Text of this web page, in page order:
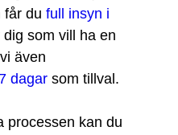
får du full insyn i
dig som vill ha en
även
7 dagar som tillval.
processen kan du